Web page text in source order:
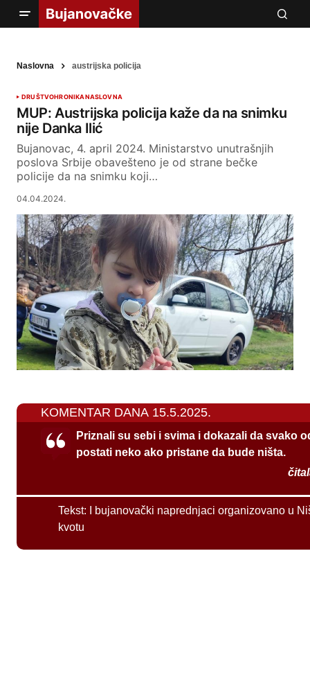
Naslovna austrijska policija
DRUŠTVOHRONIKANASLOVNA
MUP: Austrijska policija kaže da na snimku
nije Danka Ilić
Bujanovac, 4. april 2024. Ministarstvo unutrašnjih
poslova Srbije obavešteno je od strane bečke
policije da na snimku koji…
04.04.2024.
KOMENTAR DANA 15.5.2025.
Priznali su sebi i svima i dokazali da svako
postati neko ako pristane da bude ništa.
Tekst:
I bujanovački naprednjaci organizovano u
kvotu